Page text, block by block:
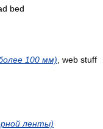
bed
100 мм) , web stuff
ленты)